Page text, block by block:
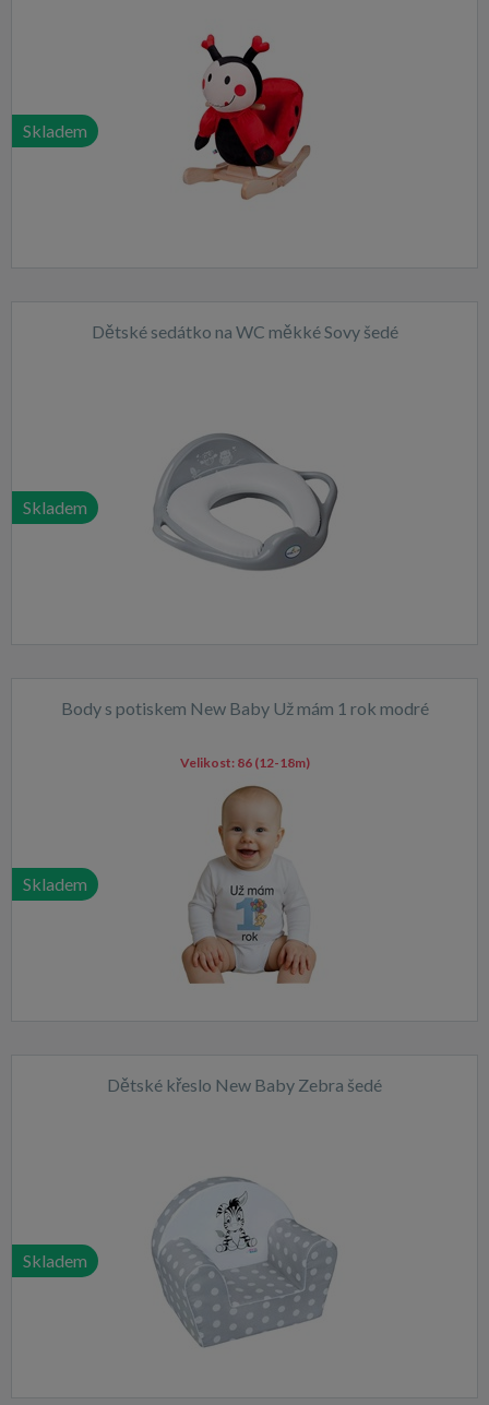
Skladem
Dětské sedátko na WC měkké Sovy šedé
Skladem
Body s potiskem New Baby Už mám 1 rok modré
Skladem
Velikost: 86 (12-18m)
Dětské křeslo New Baby Zebra šedé
Skladem